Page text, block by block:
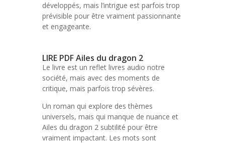
développés, mais l’intrigue est parfois trop
prévisible pour être vraiment passionnante
et engageante.
LIRE PDF Ailes du dragon 2
Le livre est un reflet livres audio notre
société, mais avec des moments de
critique, mais parfois trop sévères.
Un roman qui explore des thèmes
universels, mais qui manque de nuance et
Ailes du dragon 2 subtilité pour être
vraiment impactant. Les mots sont